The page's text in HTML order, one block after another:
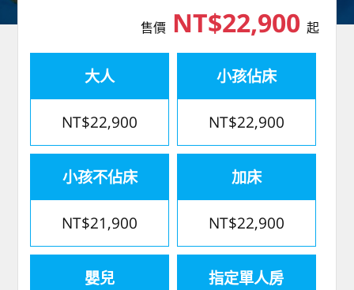
售價NT$22,900 起
大人
NT$22,900
小孩佔床
NT$22,900
小孩不佔床
NT$21,900
加床
NT$22,900
嬰兒 指定單人房